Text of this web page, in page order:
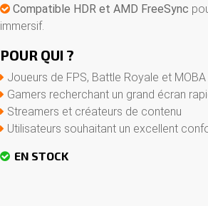
Compatible HDR et AMD FreeSync
immersif.
POUR QUI ?
Joueurs de FPS, Battle Royale et MOBA
Gamers recherchant un grand écran
Streamers et créateurs de contenu
Utilisateurs souhaitant un excellent
EN STOCK